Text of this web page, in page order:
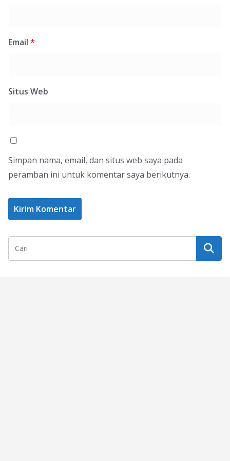
Email *
Situs Web
Simpan nama, email, dan situs web saya pada
peramban ini untuk komentar saya berikutnya.